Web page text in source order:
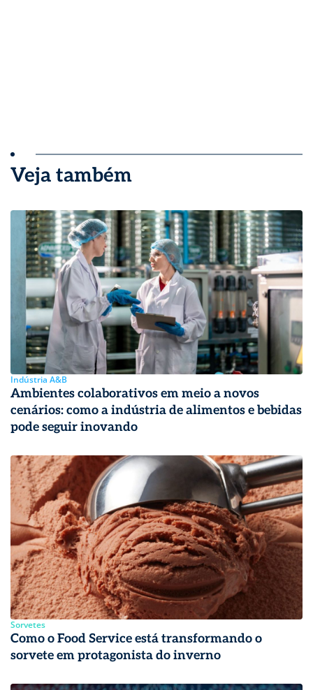
Veja também
Indústria A&B
Ambientes colaborativos em meio a novos
cenários: como a indústria de alimentos e bebidas
pode seguir inovando
Sorvetes
Como o Food Service está transformando o
sorvete em protagonista do inverno